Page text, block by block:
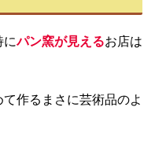
にパン窯が見えるお店は
作るまさに芸術品のよ